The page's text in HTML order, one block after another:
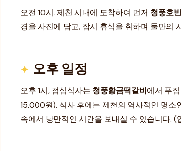
오전 10시, 제천 시내에 도착하여 먼저 청풍호
경을 사진에 담고, 잠시 휴식을 취하며 둘만의
오후 일정
오후 1시, 점심식사는 청풍황금떡갈비에서 푸
15,000원). 식사 후에는 제천의 역사적인 명소
속에서 낭만적인 시간을 보내실 수 있습니다. (